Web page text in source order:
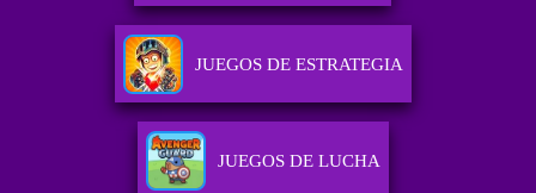
JUEGOS DE ESTRATEGIA
JUEGOS DE LUCHA